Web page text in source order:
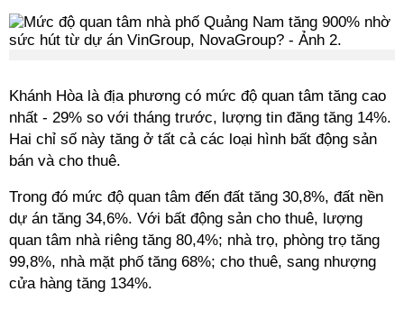
Khánh Hòa là địa phương có mức độ quan tâm tăng cao
nhất - 29% so với tháng trước, lượng tin đăng tăng 14%.
Hai chỉ số này tăng ở tất cả các loại hình bất động sản
bán và cho thuê.
Trong đó mức độ quan tâm đến đất tăng 30,8%, đất nền
dự án tăng 34,6%. Với bất động sản cho thuê, lượng
quan tâm nhà riêng tăng 80,4%; nhà trọ, phòng trọ tăng
99,8%, nhà mặt phố tăng 68%; cho thuê, sang nhượng
cửa hàng tăng 134%.